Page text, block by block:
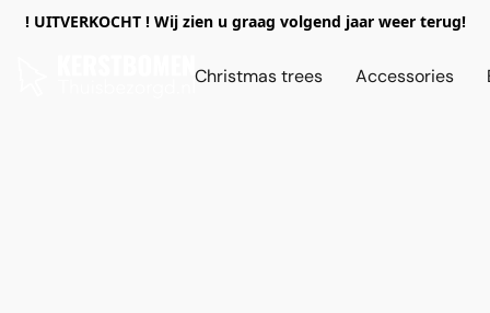
! UITVERKOCHT ! Wij zien u graag volgend jaar weer terug!
Christmas trees Accessories